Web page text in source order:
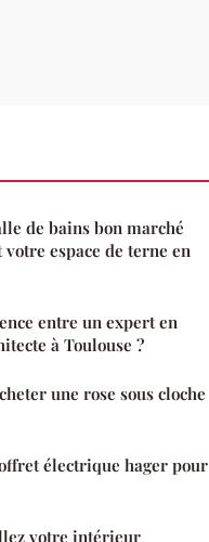
de bains bon marché
espace de terne en
entre un expert en
à Toulouse ?
une rose sous cloche
électrique hager pour
votre intérieur